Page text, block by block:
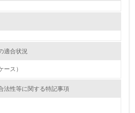
6.
自分の業務の中で行うべき環
適合状況
ス）
法性等に関する特記事項